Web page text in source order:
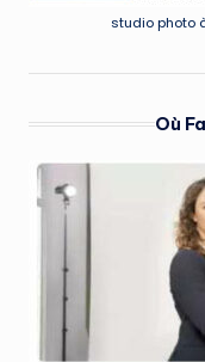
studio photo
Où